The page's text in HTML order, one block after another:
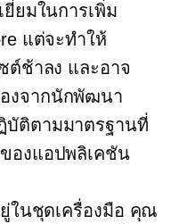
ยมในการเพิ่ม
แต่จะทำให้
ต์ช้าลง และอาจ
งจากนักพัฒนา
บัติตามมาตรฐานที่
องแอปพลิเคชัน
ในชุดเครื่องมือ คุณ